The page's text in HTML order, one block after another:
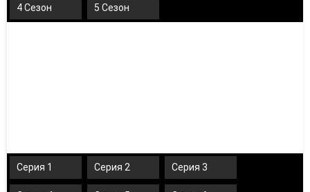
4 Сезон 5 Сезон
Серия 1 Серия 2 Серия 3